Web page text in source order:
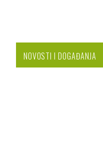
NOVOSTI I DOGAĐANJA